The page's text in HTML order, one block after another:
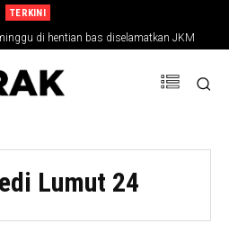
TERKINI
di hentian bas diselamatkan JKM
Lumut 24